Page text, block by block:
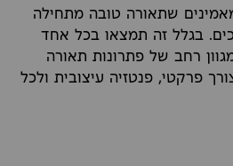
שתאורה טובה מתחילה
בגלל זה תמצאו בכל אחד
רחב של פתרונות תאורה
פרקטי, פנטזיה עיצובית ולכל